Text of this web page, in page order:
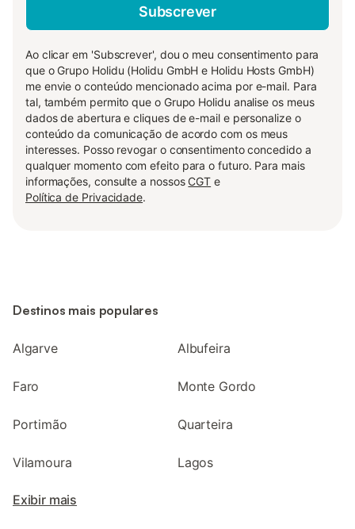
Subscrever
Ao clicar em 'Subscrever', dou o meu consentimento para
que o Grupo Holidu (Holidu GmbH e Holidu Hosts GmbH)
me envie o conteúdo mencionado acima por e-mail. Para
tal, também permito que o Grupo Holidu analise os meus
dados de abertura e cliques de e-mail e personalize o
conteúdo da comunicação de acordo com os meus
interesses. Posso revogar o consentimento concedido a
qualquer momento com efeito para o futuro. Para mais
informações, consulte a nossos CGT e
Política de Privacidade.
Destinos mais populares
Algarve Albufeira
Faro Monte Gordo
Portimão Quarteira
Vilamoura Lagos
Exibir mais